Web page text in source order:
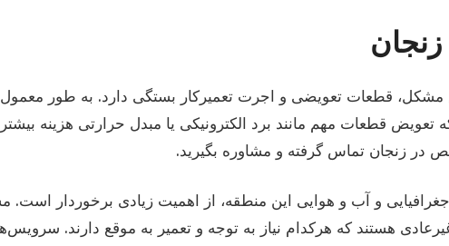
قطعات تعویضی و اجرت تعمیرکار بستگی دارد. به طور معمول،
قطعات مهم مانند برد الکترونیکی یا مبدل حرارتی هزینه
در زنجان تماس گرفته و مشاوره بگیرید.
و آب و هوایی این منطقه، از اهمیت زیادی برخوردار
هستند که هرکدام نیاز به توجه و تعمیر به موقع دارند.